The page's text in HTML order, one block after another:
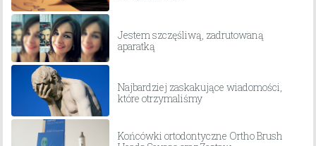
Jestem szczęśliwą, zadrutowaną
aparatką
Najbardziej zaskakujące wiadomości,
które otrzymaliśmy
Końcówki ortodontyczne Ortho Brush